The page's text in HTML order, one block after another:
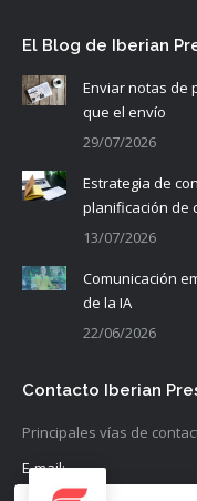
El Blog de Iberian
Enviar notas de
que el envío
29/07/2026
Estrategia de
planificación de
13/07/2026
Comunicación
de la IA
22/06/2026
Contacto Iberian
Principales vías de
E-mail: